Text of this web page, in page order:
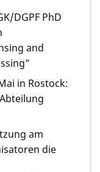
DGPF PhD
and
in Rostock:
am
die